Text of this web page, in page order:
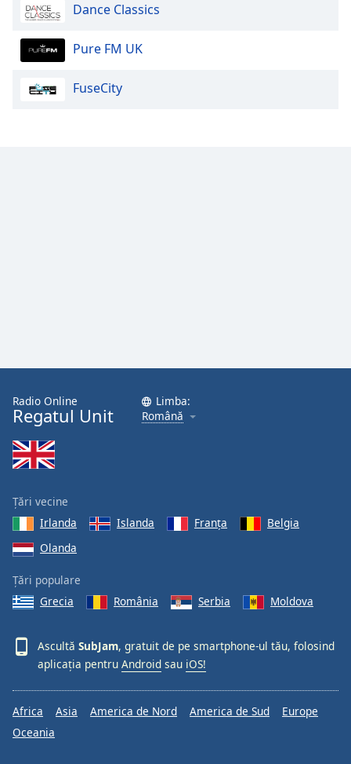
Color
Opacity
Font
Family
Done
Dialog
dialog
Dance Classics
Pure FM UK
FuseCity
Radio Online
Regatul Unit
Limba:
Română
Țări vecine
Irlanda
Islanda Franţa
Belgia
Olanda
Țări populare
Grecia
România Serbia Moldova
Ascultă SubJam, gratuit de pe smartphone-ul tău, folosind
aplicația pentru Android sau iOS!
Africa Asia America de Nord America de Sud
Europe
Oceania